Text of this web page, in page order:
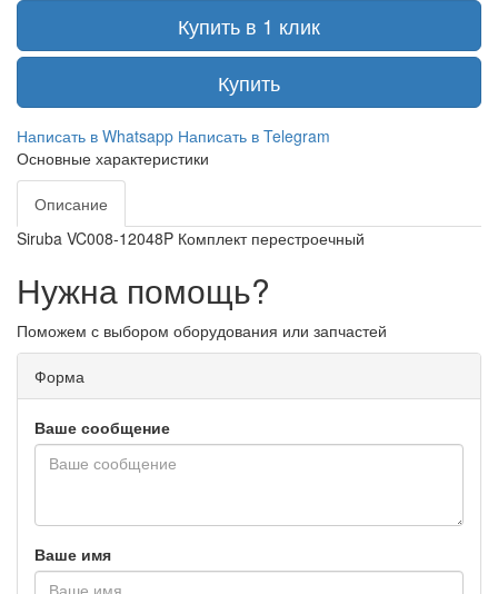
Купить в 1 клик
Купить
Написать в Whatsapp Написать в Telegram
Основные характеристики
Описание
Siruba VC008-12048P Комплект перестроечный
Нужна помощь?
Поможем с выбором оборудования или запчастей
Форма
Ваше сообщение
Ваше имя